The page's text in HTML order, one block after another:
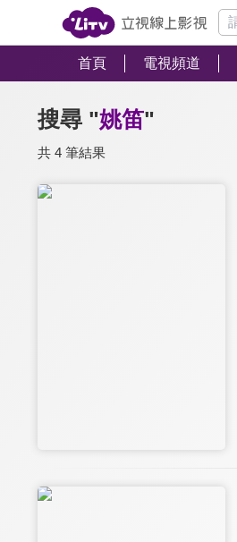
首頁 電視頻道
搜尋 "姚笛"
共 4 筆結果